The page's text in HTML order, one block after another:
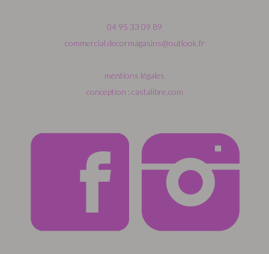
04 95 33 09 89
commercial.decormagasins@outlook.fr
mentions légales
conception : castalibre.com